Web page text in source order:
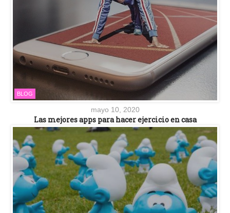
BLOG
mayo 10, 2020
Las mejores apps para hacer ejercicio en casa